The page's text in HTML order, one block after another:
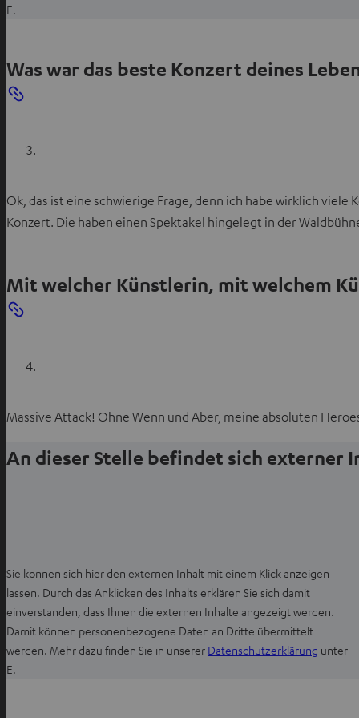
u
f
f
E.
Was war das beste Konzert deines
Ok, das ist eine schwierige Frage, denn ich habe wirklich
Konzert. Die haben einen Spektakel hingelegt in der
Mit welcher Künstlerin, mit welchem
Massive Attack! Ohne Wenn und Aber, meine absoluten
An dieser Stelle befindet sich externer
Sie können sich hier den externen Inhalt mit einem Klick anzeigen
lassen. Durch das Anklicken des Inhalts erklären Sie sich damit
einverstanden, dass Ihnen die externen Inhalte angezeigt werden.
Damit können personenbezogene Daten an Dritte übermittelt
werden. Mehr dazu finden Sie in unserer Datenschutzerklärung unter
E.